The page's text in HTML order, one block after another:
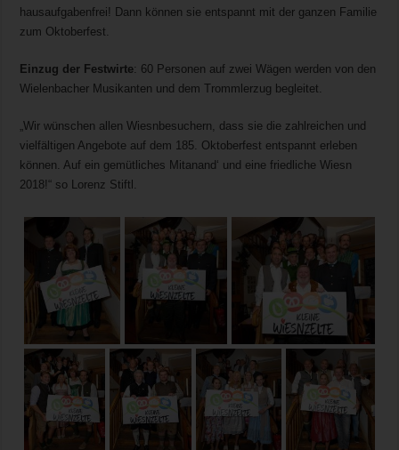
hausaufgabenfrei! Dann können sie entspannt mit der ganzen Familie
zum Oktoberfest.
Einzug der Festwirte: 60 Personen auf zwei Wägen werden von den
Wielenbacher Musikanten und dem Trommlerzug begleitet.
„Wir wünschen allen Wiesnbesuchern, dass sie die zahlreichen und
vielfältigen Angebote auf dem 185. Oktoberfest entspannt erleben
können. Auf ein gemütliches Mitanand‘ und eine friedliche Wiesn
2018!“ so Lorenz Stiftl.